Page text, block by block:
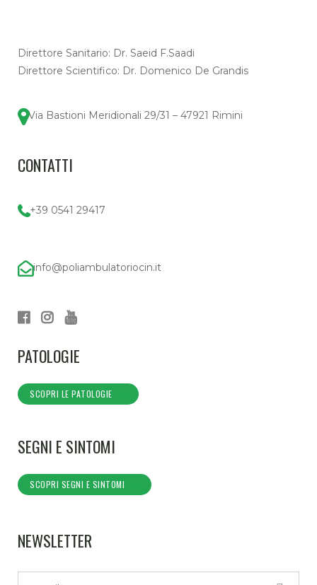
Direttore Sanitario: Dr. Saeid F.Saadi
Direttore Scientifico: Dr. Domenico De Grandis
Via Bastioni Meridionali 29/31 – 47921 Rimini
CONTATTI
+39 0541 29417
info@poliambulatoriocin.it
PATOLOGIE
SCOPRI LE PATOLOGIE
SEGNI E SINTOMI
SCOPRI SEGNI E SINTOMI
NEWSLETTER